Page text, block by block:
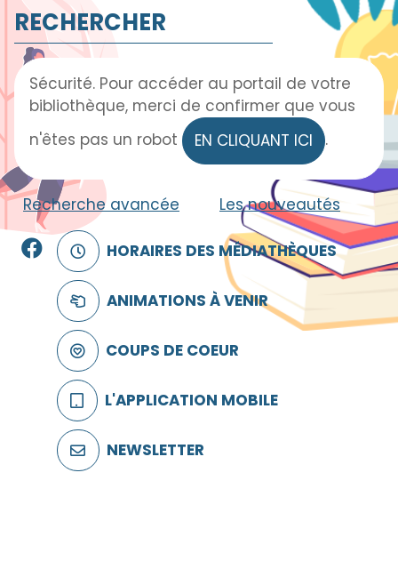
FacebookHORAIRES DES MÉDIATHÈQUES
ANIMATIONS À VENIR
COUPS DE COEUR
L'APPLICATION MOBILE
NEWSLETTER
RECHERCHER
Sécurité. Pour accéder au portail de votre
bibliothèque, merci de confirmer que vous
n'êtes pas un robot
EN CLIQUANT ICI .
Recherche avancée Les nouveautés